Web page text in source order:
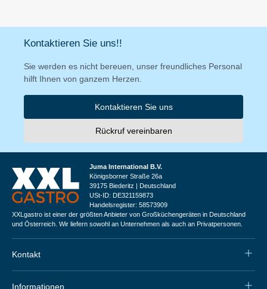
Kontaktieren Sie uns!!
Sie werden es nicht bereuen, unser freundliches Personal
hilft Ihnen von ganzem Herzen.
Kontaktieren Sie uns
Rückruf vereinbaren
Juma International B.V.
Königsborner Straße 26a
39175 Biederitz | Deutschland
USt-ID: DE321159873
Handelsregister: 58573909
XXLgastro ist einer der größten Anbieter von Großküchengeräten in Deutschland
und Österreich. Wir liefern sowohl an Unternehmen als auch an Privatpersonen.
Kontakt
Informationen